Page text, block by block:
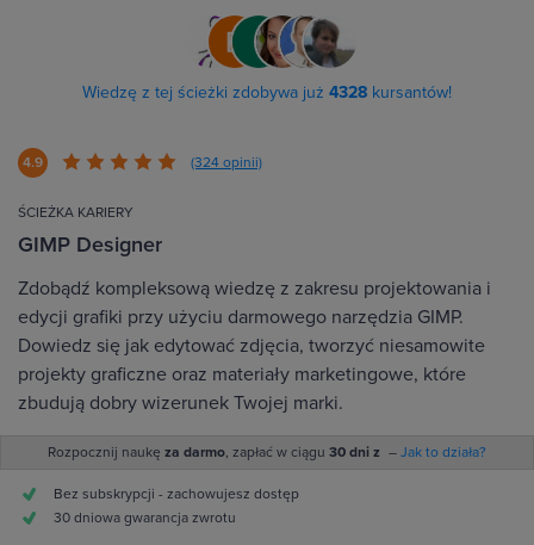
Wiedzę z tej ścieżki zdobywa już 4328 kursantów!
4.9 (324 opinii)
ŚCIEŻKA KARIERY
GIMP Designer
Zdobądź kompleksową wiedzę z zakresu projektowania i
edycji grafiki przy użyciu darmowego narzędzia GIMP.
Dowiedz się jak edytować zdjęcia, tworzyć niesamowite
projekty graficzne oraz materiały marketingowe, które
zbudują dobry wizerunek Twojej marki.
Rozpocznij naukę za darmo, zapłać w ciągu 30 dni z – Jak to działa?
30 dniowa gwarancja zwrotu
Bez subskrypcji - zachowujesz dostęp